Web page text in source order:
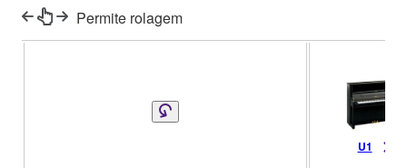
Permite rolagem
U1